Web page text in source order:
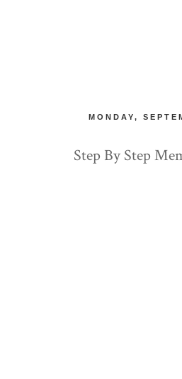
MONDAY,
Step By Step